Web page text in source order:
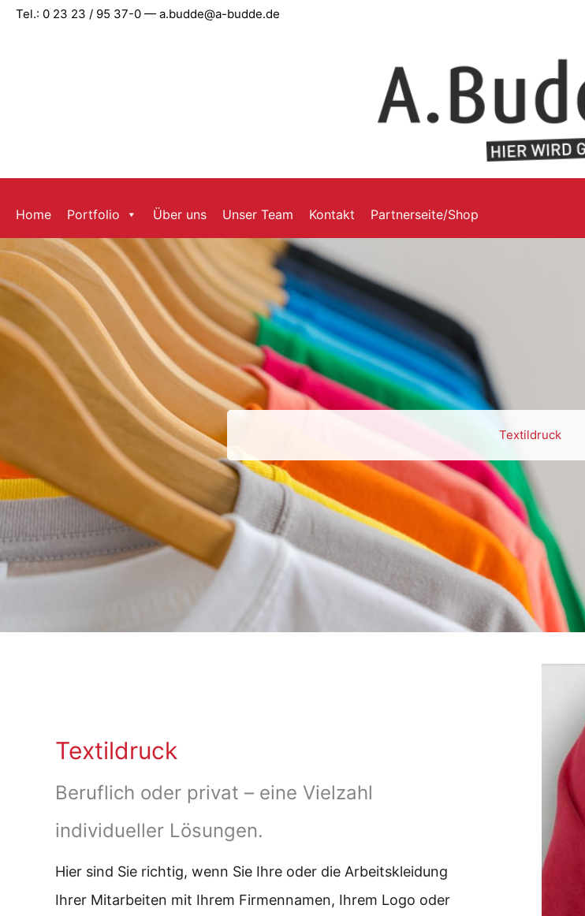
ZumTel.: 0 23 23 / 95 37-0 — a.budde@a-budde.de
Home Portfolio Über uns Unser Team Kontakt Partnerseite/Shop
Textildruck
Textildruck
Beruflich oder privat – eine Vielzahl
individueller Lösungen.
Hier sind Sie richtig, wenn Sie Ihre oder die Arbeitskleidung
Ihrer Mitarbeiten mit Ihrem Firmennamen, Ihrem Logo oder